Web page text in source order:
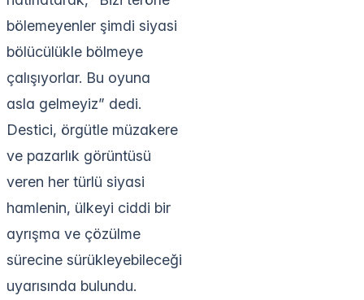
bölemeyenler şimdi siyasi
bölücülükle bölmeye
çalışıyorlar. Bu oyuna
asla gelmeyiz” dedi.
Destici, örgütle müzakere
ve pazarlık görüntüsü
veren her türlü siyasi
hamlenin, ülkeyi ciddi bir
ayrışma ve çözülme
sürecine sürükleyebileceği
uyarısında bulundu.